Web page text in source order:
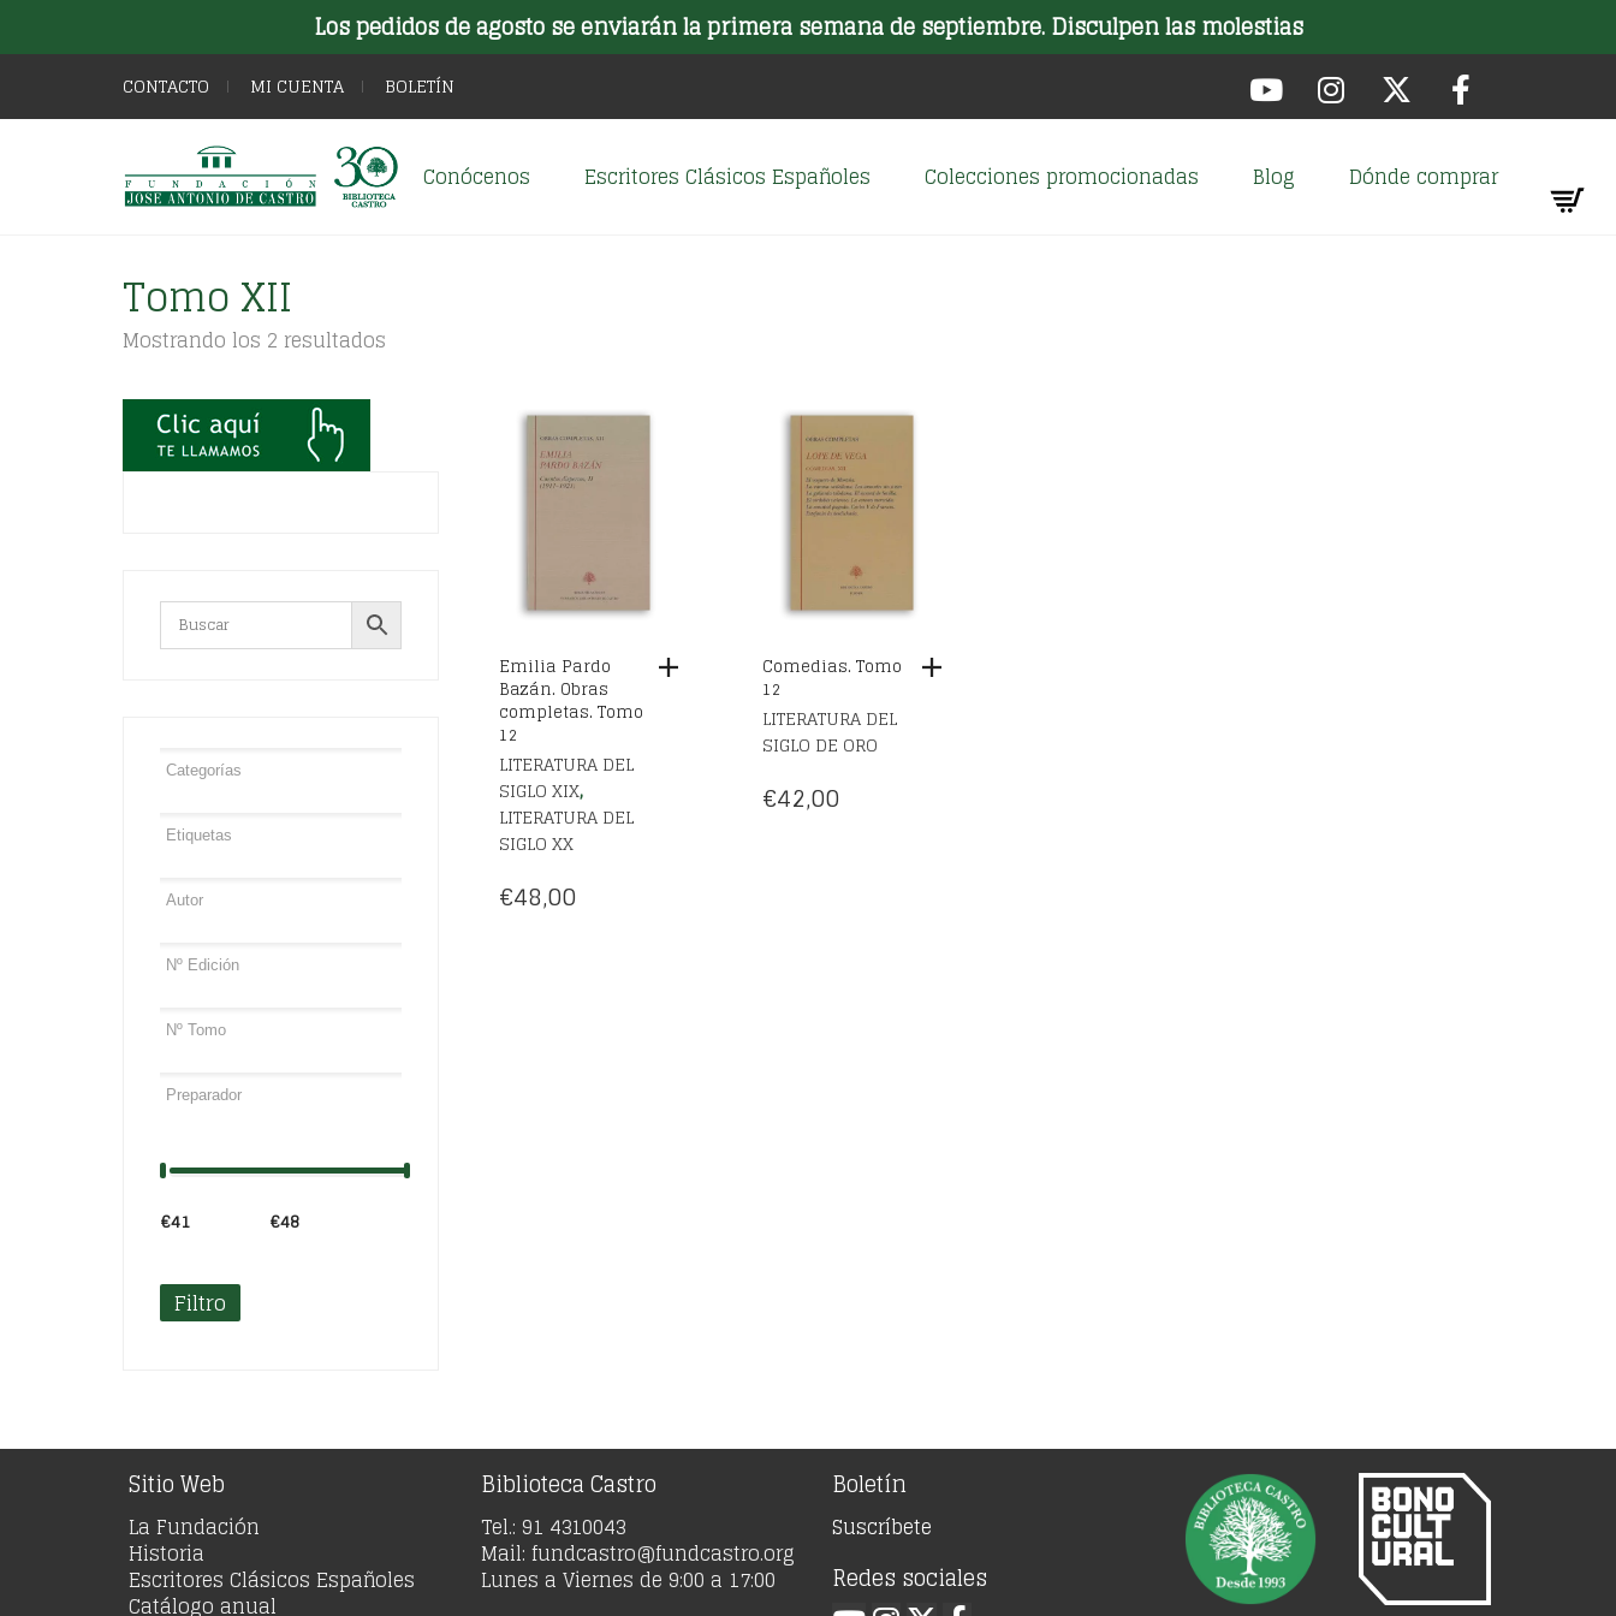
Los pedidos de agosto se enviarán la primera semana de septiembre. Disculpen las molestias
CONTACTO MI CUENTA BOLETÍN
Conócenos Escritores Clásicos Españoles Colecciones promocionadas Blog Dónde comprar
Tomo XII
Mostrando los 2 resultados
Emilia Pardo
Bazán. Obras
completas. Tomo
12
LITERATURA DEL
SIGLO XIX,
LITERATURA DEL
SIGLO XX
€48,00
Comedias. Tomo
12
LITERATURA DEL
SIGLO DE ORO
€42,00
€41 €48
Filtro
Sitio Web
La Fundación
Historia
Escritores Clásicos Españoles
Catálogo anual
Biblioteca Castro
Tel.: 91 4310043
Mail: fundcastro@fundcastro.org
Lunes a Viernes de 9:00 a 17:00
Boletín
Suscríbete
Redes sociales